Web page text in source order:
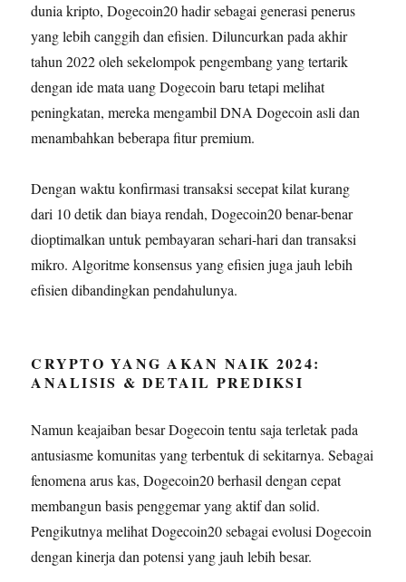
dunia kripto, Dogecoin20 hadir sebagai generasi penerus
yang lebih canggih dan efisien. Diluncurkan pada akhir
tahun 2022 oleh sekelompok pengembang yang tertarik
dengan ide mata uang Dogecoin baru tetapi melihat
peningkatan, mereka mengambil DNA Dogecoin asli dan
menambahkan beberapa fitur premium.
Dengan waktu konfirmasi transaksi secepat kilat kurang
dari 10 detik dan biaya rendah, Dogecoin20 benar-benar
dioptimalkan untuk pembayaran sehari-hari dan transaksi
mikro. Algoritme konsensus yang efisien juga jauh lebih
efisien dibandingkan pendahulunya.
CRYPTO YANG AKAN NAIK 2024:
ANALISIS & DETAIL PREDIKSI
Namun keajaiban besar Dogecoin tentu saja terletak pada
antusiasme komunitas yang terbentuk di sekitarnya. Sebagai
fenomena arus kas, Dogecoin20 berhasil dengan cepat
membangun basis penggemar yang aktif dan solid.
Pengikutnya melihat Dogecoin20 sebagai evolusi Dogecoin
dengan kinerja dan potensi yang jauh lebih besar.